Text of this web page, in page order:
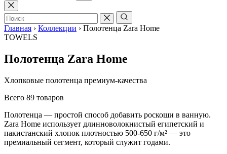
Главная › Коллекции › Полотенца Zara Home
TOWELS
Полотенца Zara Home
Хлопковые полотенца премиум-качества
Всего 89 товаров
Полотенца — простой способ добавить роскоши в ванную.
Zara Home использует длинноволокнистый египетский и
пакистанский хлопок плотностью 500-650 г/м² — это
премиальный сегмент, который служит годами.